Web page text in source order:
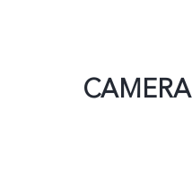
CAMERA